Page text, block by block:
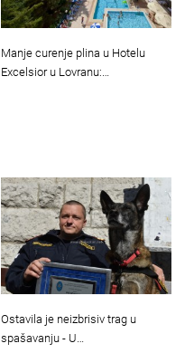
Manje curenje plina u Hotelu
Excelsior u Lovranu:…
Ostavila je neizbrisiv trag u
spašavanju - U…